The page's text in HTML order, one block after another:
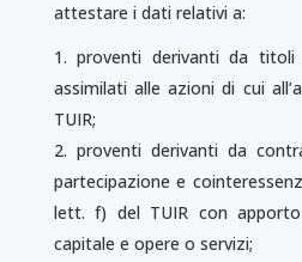
attestare i dati relativi a:
proventi derivanti da
assimilati alle azioni di cui
TUIR;
proventi derivanti da
partecipazione e
lett. f) del TUIR con
capitale e opere o servizi;